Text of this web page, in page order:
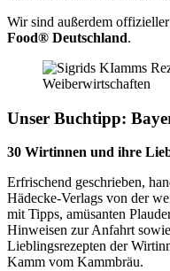
Wir sind außerdem
Food® Deutschland.
Unser Buchtipp:
30 Wirtinnen und ihre
Erfrischend geschrieben,
Hädecke-Verlags von der
mit Tipps, amüsanten
Hinweisen zur Anfahrt
Lieblingsrezepten der
Kamm vom Kammbräu.